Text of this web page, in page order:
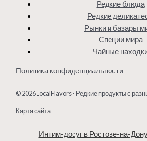
Редкие блюда
Редкие
Рынки и базары
Специи мира
Чайные
Политика конфиденциальности
© 2026 LocalFlavors - Редкие продукты с
Карта сайта
Интим-досуг в Ростове-на-